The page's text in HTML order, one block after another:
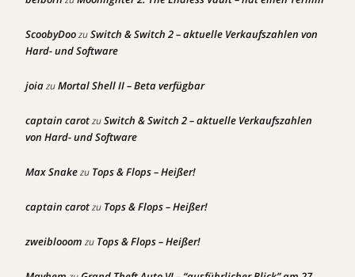
ScoobyDoozuSwitch & Switch 2 – aktuelle Verkaufszahlen von
Hard- und Software
joiazuMortal Shell II – Beta verfügbar
captain carotzuSwitch & Switch 2 – aktuelle Verkaufszahlen
von Hard- und Software
Max Snakezu Tops & Flops – Heißer!
captain carotzu Tops & Flops – Heißer!
zweiblooom zu Tops & Flops – Heißer!